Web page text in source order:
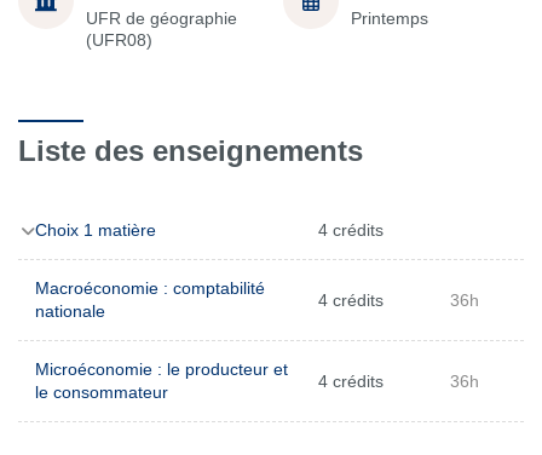
UFR de géographie
(UFR08)
Printemps
Liste des enseignements
Choix 1 matière 4 crédits
Macroéconomie : comptabilité
nationale
4 crédits 36h
Microéconomie : le producteur et
le consommateur
4 crédits 36h